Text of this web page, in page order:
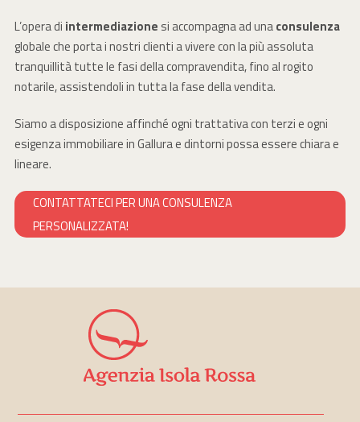
L’opera di intermediazione si accompagna ad unaconsulenza
globale che porta i nostri clienti a vivere con la più assoluta
tranquillità tutte le fasi della compravendita, fino al rogito
notarile, assistendoli in tutta la fase della vendita.
Siamo a disposizione affinché ogni trattativa con terzi e ogni
esigenza immobiliare in Gallura e dintorni possa essere chiara e
lineare.
CONTATTATECI PER UNA CONSULENZA
PERSONALIZZATA!